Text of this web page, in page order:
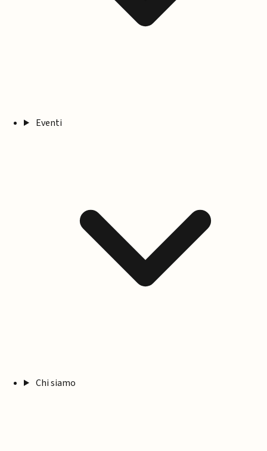
Eventi
Chi siamo